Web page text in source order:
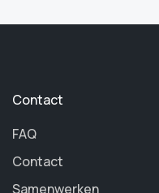
Contact
FAQ
Contact
Samenwerken